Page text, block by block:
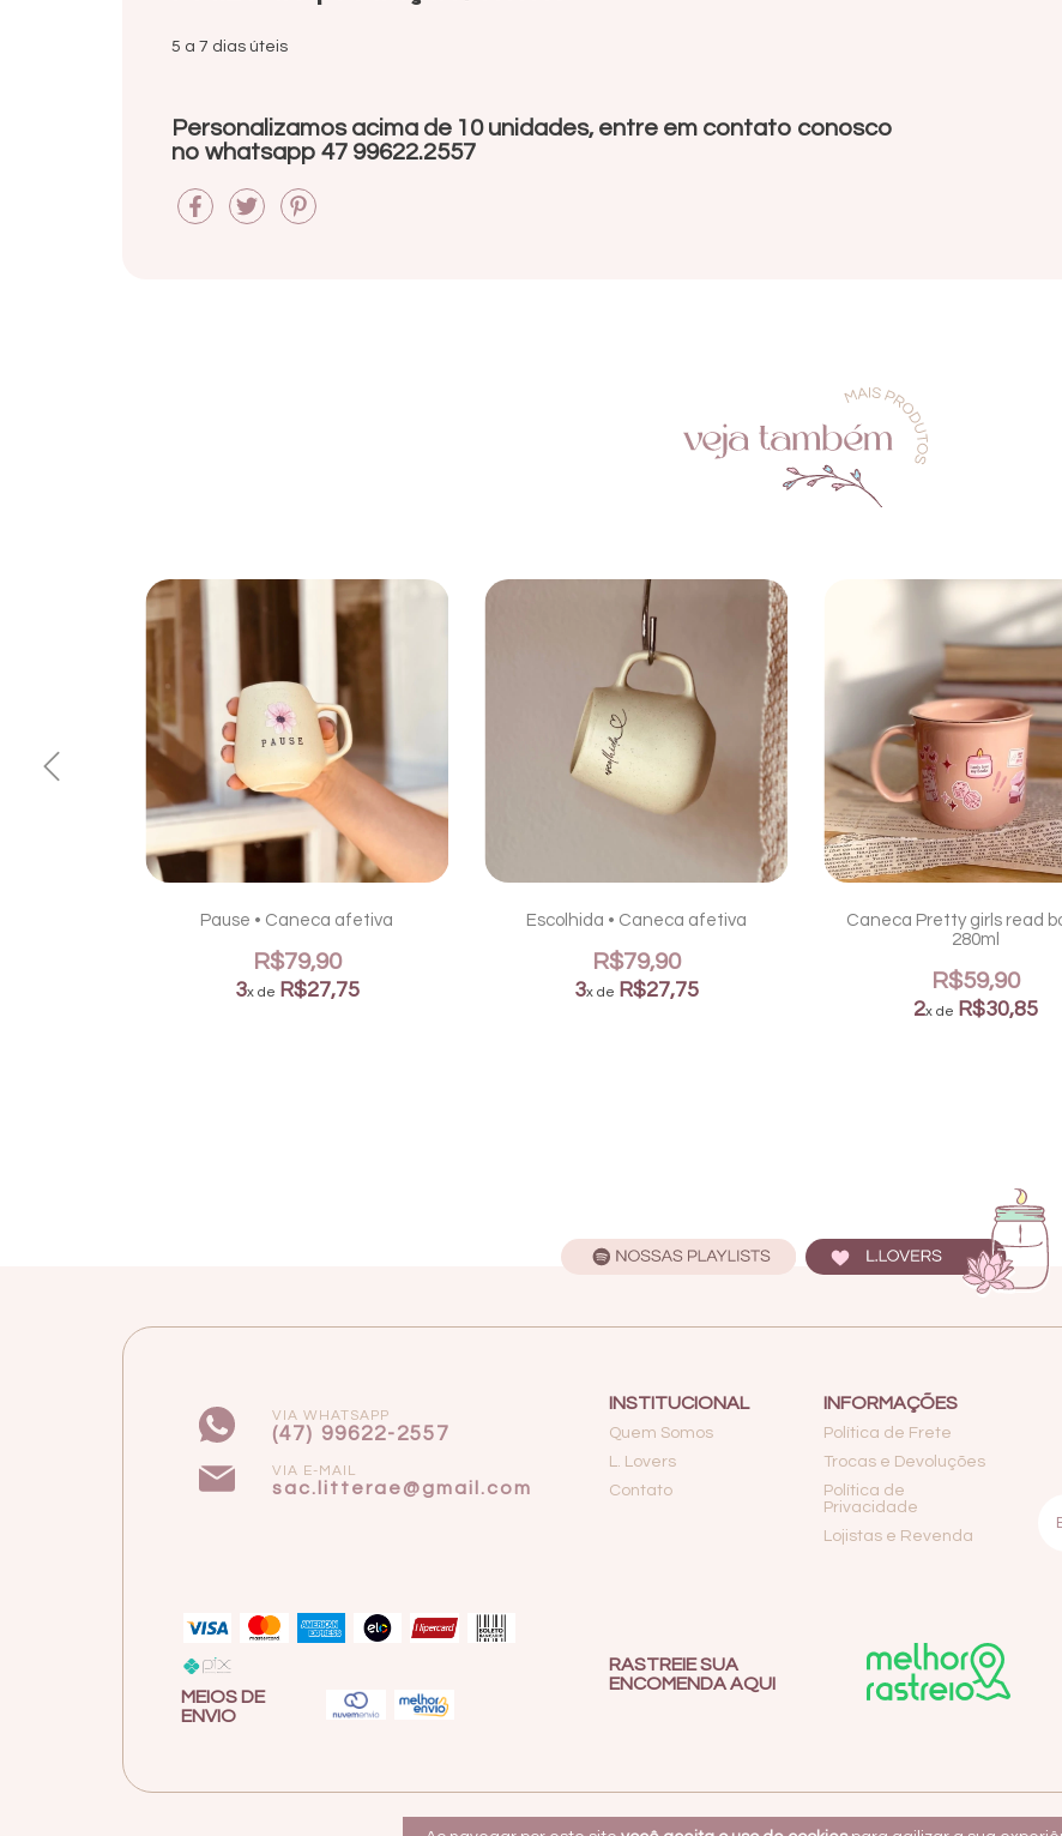
5 a 7 dias úteis
Personalizamos acima de 10 unidades, entre em contato conosco
no whatsapp 47 99622.2557
Pause • Caneca afetiva
R$79,90
3x de R$27,75
Escolhida • Caneca afetiva
R$79,90
3x de R$27,75
Caneca Pretty girls read
280ml
R$59,90
2x de R$30,85
VIA WHATSAPP
(47) 99622-2557
VIA E-MAIL
sac.litterae@gmail.com
INSTITUCIONAL
Quem Somos
L. Lovers
Contato
INFORMAÇÕES
Política de Frete
Trocas e Devoluções
Política de
Privacidade
Lojistas e Revenda
MEIOS DE
ENVIO
RASTREIE SUA
ENCOMENDA AQUI